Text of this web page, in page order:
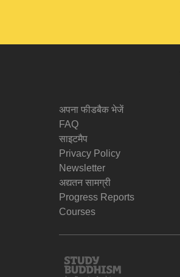
अपना फीडबैक भेजें
FAQ
साइटमैप
Privacy Policy
Newsletter
अद्यतन सामग्री
Progress Reports
Courses
Study